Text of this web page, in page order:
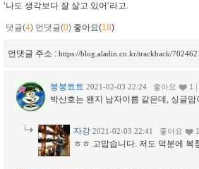
‘나도 생각보다 잘 살고 있어‘라고.
댓글(4) 먼댓글(0) 좋아요(18)
먼댓글 주소 : https://blog.aladin.co.kr/trackback/
붕붕툐툐 2021-02-03 22:24 좋아요 1
박산호는 왠지 남자이름 같은데, 싱글
자강 2021-02-03 22:41 좋아요 1
ㅎㅎ 고맙습니다. 저도 덕분에 복